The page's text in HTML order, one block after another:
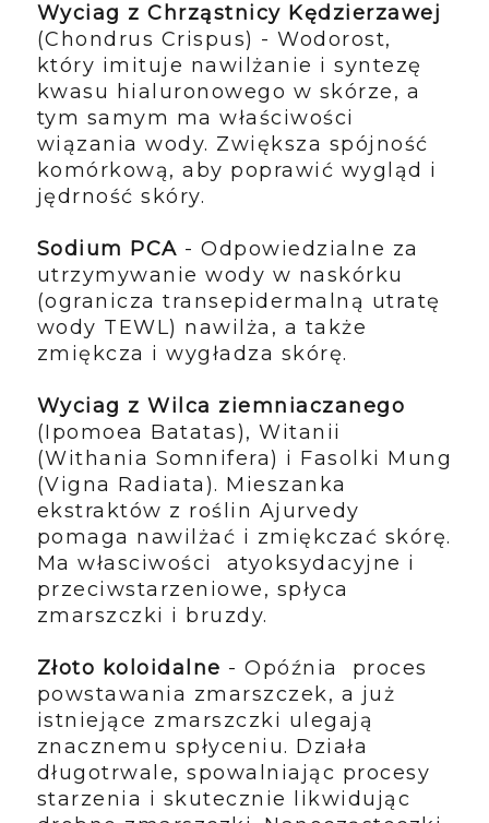
Wyciag z Chrząstnicy Kędzierzawej
(Chondrus Crispus) - Wodorost,
który imituje nawilżanie i syntezę
kwasu hialuronowego w skórze, a
tym samym ma właściwości
wiązania wody. Zwiększa spójność
komórkową, aby poprawić wygląd i
jędrność skóry.
Sodium PCA - Odpowiedzialne za
utrzymywanie wody w naskórku
(ogranicza transepidermalną utratę
wody TEWL) nawilża, a także
zmiękcza i wygładza skórę.
Wyciag z Wilca ziemniaczanego
(Ipomoea Batatas), Witanii
(Withania Somnifera) i Fasolki Mung
(Vigna Radiata). Mieszanka
ekstraktów z roślin Ajurvedy
pomaga nawilżać i zmiękczać skórę.
Ma własciwości atyoksydacyjne i
przeciwstarzeniowe, spłyca
zmarszczki i bruzdy.
Złoto koloidalne - Opóźnia proces
powstawania zmarszczek, a już
istniejące zmarszczki ulegają
znacznemu spłyceniu. Działa
długotrwale, spowalniając procesy
starzenia i skutecznie likwidując